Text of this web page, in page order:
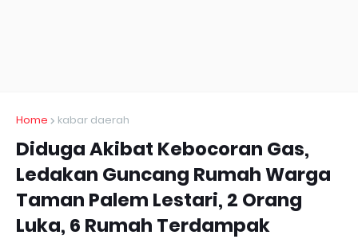
Home kabar daerah
Diduga Akibat Kebocoran Gas,
Ledakan Guncang Rumah Warga
Taman Palem Lestari, 2 Orang
Luka, 6 Rumah Terdampak